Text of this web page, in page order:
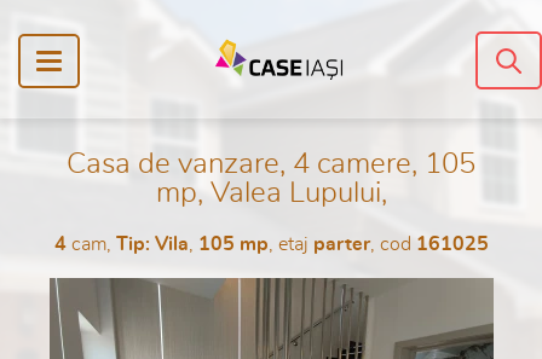
Casa de vanzare, 4 camere, 105
mp, Valea Lupului,
4cam, Tip: Vila 105 mp , etaj parter, cod 161025